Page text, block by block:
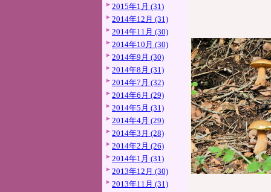
2015年1月 (31)
2014年12月 (31)
2014年11月 (30)
2014年10月 (30)
2014年9月 (30)
2014年8月 (31)
2014年7月 (32)
2014年6月 (29)
2014年5月 (31)
2014年4月 (29)
2014年3月 (28)
2014年2月 (26)
2014年1月 (31)
2013年12月 (30)
2013年11月 (31)